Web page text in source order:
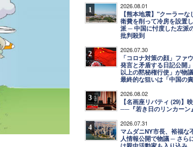
1 2026.08.01
【熊本地震】"クーラー
衛費を削って冷房を設置
派 ─ 中国に忖度した左派
批判殺到
2 2026.07.30
「コロナ対策の顔」ファ
発言と矛盾する日記公開
以上の黙秘権行使」が物
最終的な狙いは「中国の
3 2026.08.02
【名画座リバティ (29)】
──『若き日のリンカーン』
4 2026.07.31
マムダニNY市長、裕福な
人情報公開で物議 ─ さら